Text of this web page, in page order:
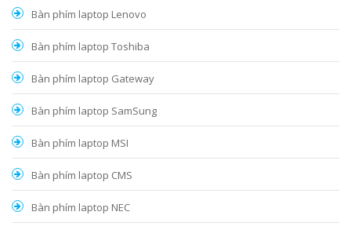
Bàn phím laptop Lenovo
Bàn phím laptop Toshiba
Bàn phím laptop Gateway
Bàn phím laptop SamSung
Bàn phím laptop MSI
Bàn phím laptop CMS
Bàn phím laptop NEC